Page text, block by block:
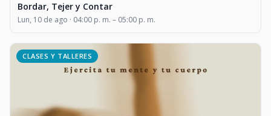
Bordar, Tejer y Contar
Lun, 10 de ago · 04:00 p. m. – 05:00 p. m.
CLASES Y TALLERES